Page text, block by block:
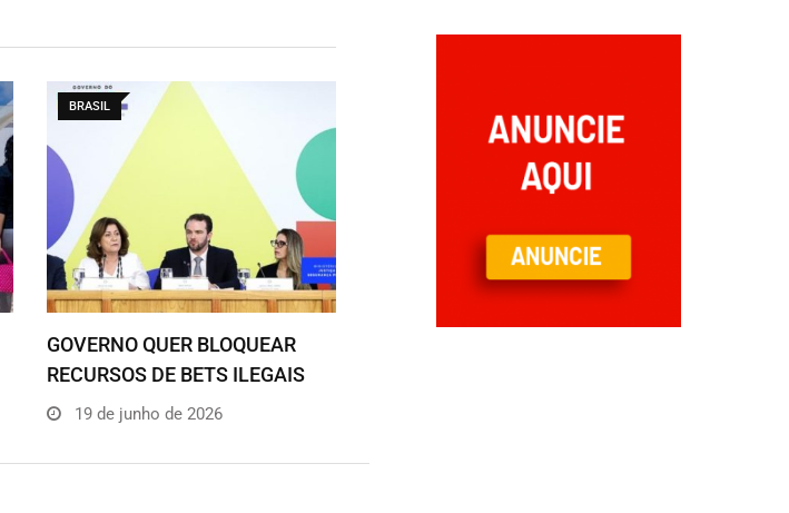
BRASIL
GOVERNO QUER BLOQUEAR
RECURSOS DE BETS ILEGAIS
19 de junho de 2026